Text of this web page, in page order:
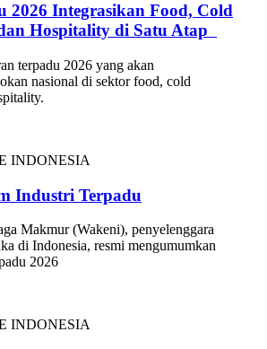
2026 Integrasikan Food, Cold
Hospitality di Satu Atap
terpadu 2026 yang akan
nasional di sektor food, cold
INDONESIA
Industri Terpadu
Makmur (Wakeni), penyelenggara
di Indonesia, resmi mengumumkan
2026
INDONESIA